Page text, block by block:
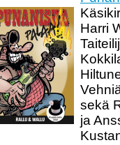
Harri
sekä
ja